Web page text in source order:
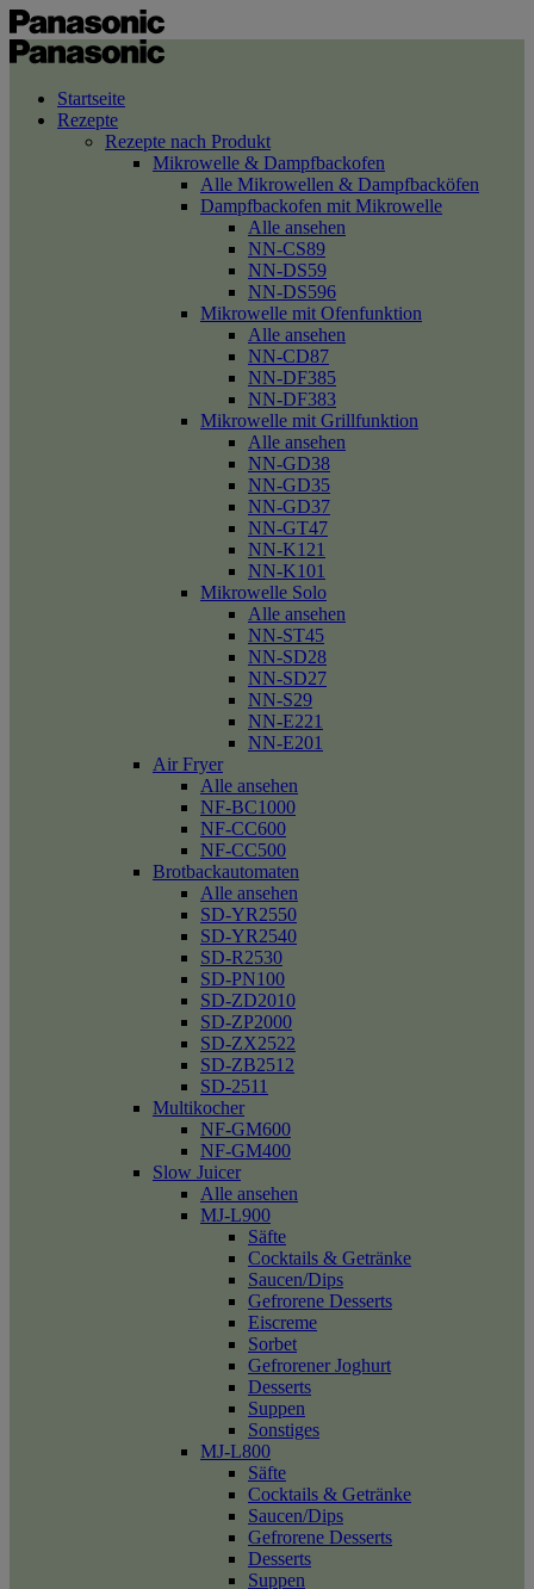
Startseite
Rezepte
Rezepte nach Produkt
Mikrowelle & Dampfbackofen
Alle Mikrowellen & Dampfbacköfen
Dampfbackofen mit Mikrowelle
Alle ansehen
NN-CS89
NN-DS59
NN-DS596
Mikrowelle mit Ofenfunktion
Alle ansehen
NN-CD87
NN-DF385
NN-DF383
Mikrowelle mit Grillfunktion
Alle ansehen
NN-GD38
NN-GD35
NN-GD37
NN-GT47
NN-K121
NN-K101
Mikrowelle Solo
Alle ansehen
NN-ST45
NN-SD28
NN-SD27
NN-S29
NN-E221
NN-E201
Air Fryer
Alle ansehen
NF-BC1000
NF-CC600
NF-CC500
Brotbackautomaten
Alle ansehen
SD-YR2550
SD-YR2540
SD-R2530
SD-PN100
SD-ZD2010
SD-ZP2000
SD-ZX2522
SD-ZB2512
SD-2511
Multikocher
NF-GM600
NF-GM400
Slow Juicer
Alle ansehen
MJ-L900
Säfte
Cocktails & Getränke
Saucen/Dips
Gefrorene Desserts
Eiscreme
Sorbet
Gefrorener Joghurt
Desserts
Suppen
Sonstiges
MJ-L800
Säfte
Cocktails & Getränke
Saucen/Dips
Gefrorene Desserts
Desserts
Suppen